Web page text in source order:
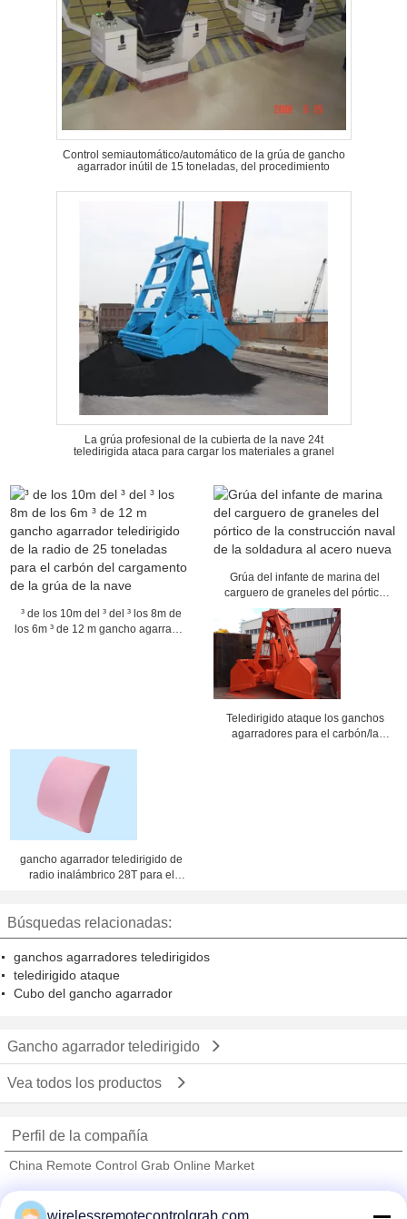
Control semiautomático/automático de la grúa de gancho
agarrador inútil de 15 toneladas, del procedimiento
La grúa profesional de la cubierta de la nave 24t
teledirigida ataca para cargar los materiales a granel
³ de los 10m del ³ del ³ los 8m de
los 6m ³ de 12 m gancho agarrador
Grúa del infante de marina del
carguero de graneles del pórtico
de la construcción naval de la
soldadura al acero nueva
Teledirigido ataque los ganchos
agarradores para el carbón/la
gancho agarrador teledirigido de
radio inalámbrico 28T para el
Búsquedas relacionadas:
ganchos agarradores teledirigidos
teledirigido ataque
Cubo del gancho agarrador
Gancho agarrador teledirigido
Vea todos los productos
Perfil de la compañía
China Remote Control Grab Online Market
wirelessremotecontrolgrab.com